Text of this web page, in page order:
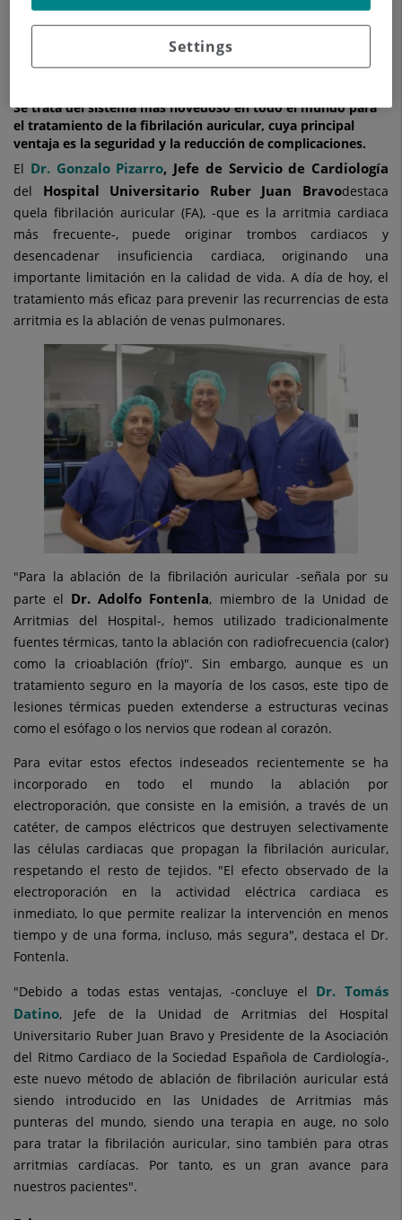
HOSPITAL UNIVERSITARIO RUBER JUAN BRAVO CARDIOLOGÍA
Se trata del sistema más novedoso en todo el mundo para
el tratamiento de la fibrilación auricular, cuya principal
ventaja es la seguridad y la reducción de complicaciones.
El Dr. Gonzalo Pizarro, Jefe de Servicio de Cardiología
del Hospital Universitario Ruber Juan Bravodestaca
quela fibrilación auricular (FA), -que es la arritmia cardiaca
más frecuente-, puede originar trombos cardiacos y
desencadenar insuficiencia cardiaca, originando una
importante limitación en la calidad de vida. A día de hoy, el
tratamiento más eficaz para prevenir las recurrencias de esta
arritmia es la ablación de venas pulmonares.
"Para la ablación de la fibrilación auricular -señala por su
parte el Dr. Adolfo Fontenla, miembro de la Unidad de
Arritmias del Hospital-, hemos utilizado tradicionalmente
fuentes térmicas, tanto la ablación con radiofrecuencia (calor)
como la crioablación (frío)". Sin embargo, aunque es un
tratamiento seguro en la mayoría de los casos, este tipo de
lesiones térmicas pueden extenderse a estructuras vecinas
como el esófago o los nervios que rodean al corazón.
Para evitar estos efectos indeseados recientemente se ha
incorporado en todo el mundo la ablación por
electroporación, que consiste en la emisión, a través de un
catéter, de campos eléctricos que destruyen selectivamente
las células cardiacas que propagan la fibrilación auricular,
respetando el resto de tejidos. "El efecto observado de la
electroporación en la actividad eléctrica cardiaca es
inmediato, lo que permite realizar la intervención en menos
tiempo y de una forma, incluso, más segura", destaca el Dr.
Fontenla.
"Debido a todas estas ventajas, -concluye el Dr. Tomás
Datino, Jefe de la Unidad de Arritmias del Hospital
Universitario Ruber Juan Bravo y Presidente de la Asociación
del Ritmo Cardiaco de la Sociedad Española de Cardiología-,
este nuevo método de ablación de fibrilación auricular está
siendo introducido en las Unidades de Arritmias más
punteras del mundo, siendo una terapia en auge, no solo
para tratar la fibrilación auricular, sino también para otras
arritmias cardíacas. Por tanto, es un gran avance para
nuestros pacientes".
Settings